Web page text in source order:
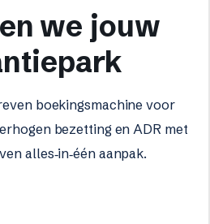
we jouw
boekingsmachine voor
bezetting en ADR met
alles‑in‑één aanpak.